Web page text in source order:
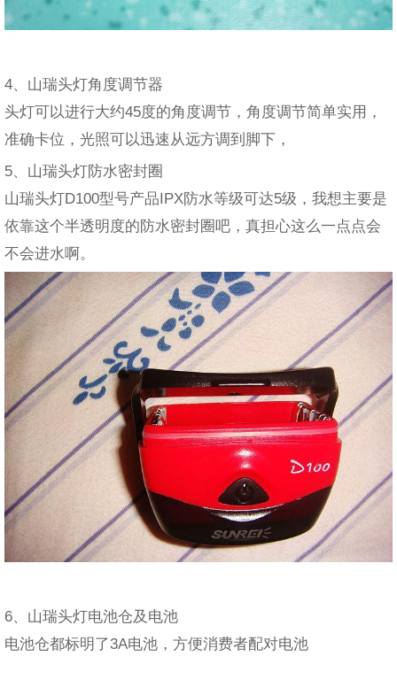
4、山瑞头灯角度调节器
头灯可以进行大约45度的角度调节，角度调节简单实用，
准确卡位，光照可以迅速从远方调到脚下，
5、山瑞头灯防水密封圈
山瑞头灯D100型号产品IPX防水等级可达5级，我想主要是
依靠这个半透明度的防水密封圈吧，真担心这么一点点会
不会进水啊。
6、山瑞头灯电池仓及电池
电池仓都标明了3A电池，方便消费者配对电池